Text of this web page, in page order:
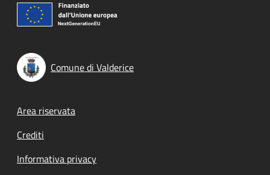
Comune di Valderice
Footer menu
Area riservata
Crediti
Informativa privacy